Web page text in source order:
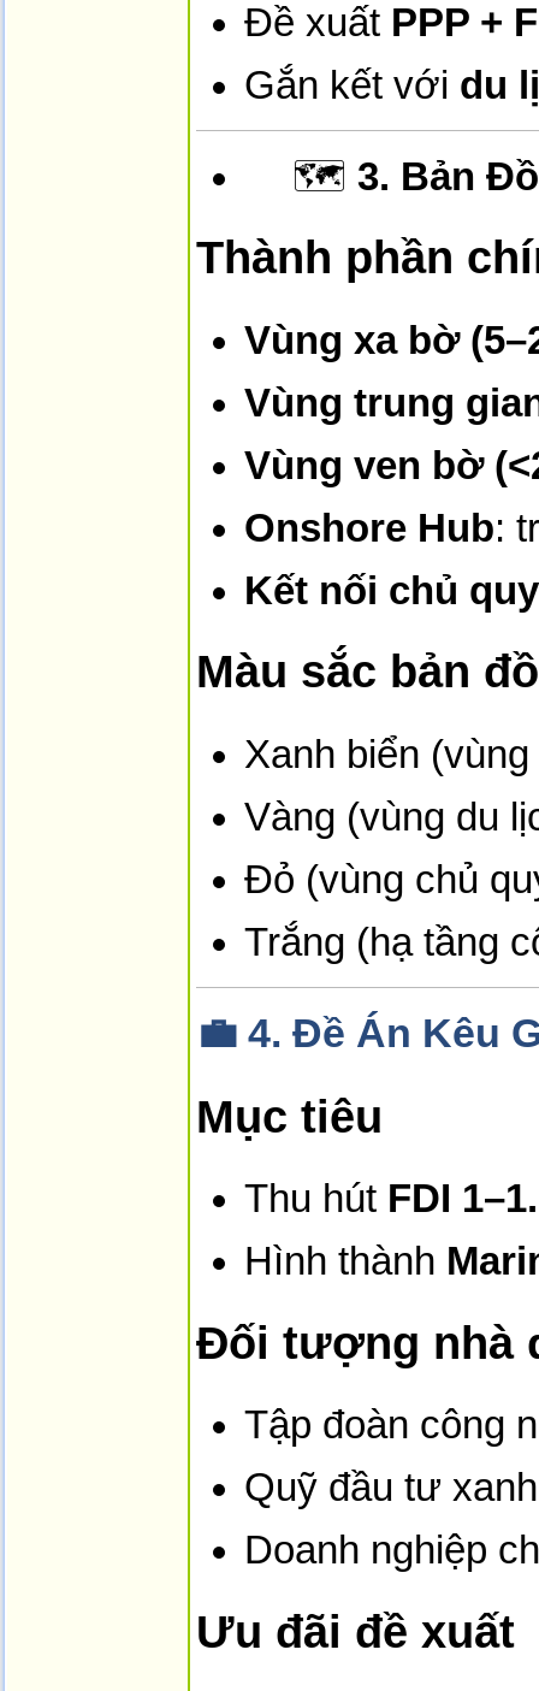
Đề xuất PPP +
Gắn kết với du
🗺️ 3. Bản
Thành phần
Vùng xa bờ
Vùng trung
Vùng ven bờ
Onshore Hub:
Kết nối chủ
Màu sắc bản đồ
Xanh biển
Vàng (vùng du
Đỏ (vùng chủ
Trắng (hạ tầng
💼 4. Đề Án Kêu
Mục tiêu
Thu hút FDI
Hình thành
Đối tượng nhà
Tập đoàn công
Quỹ đầu tư
Doanh nghiệp
Ưu đãi đề xuất